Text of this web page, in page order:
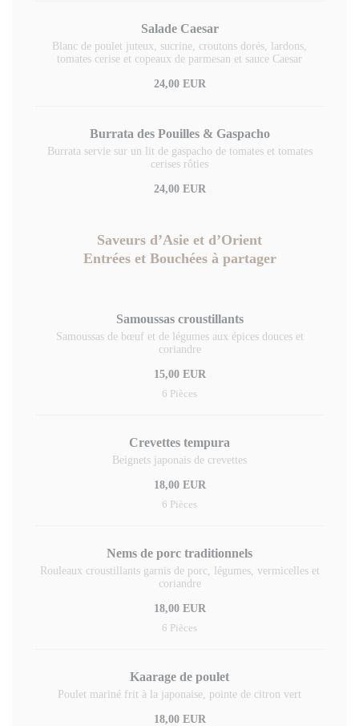
Salade Caesar
Blanc de poulet juteux, sucrine, croutons dorés, lardons,
tomates cerise et copeaux de parmesan et sauce Caesar
24,00 EUR
Burrata des Pouilles & Gaspacho
Burrata servie sur un lit de gaspacho de tomates et tomates
cerises rôties
24,00 EUR
Saveurs d’Asie et d’Orient
Entrées et Bouchées à partager
Samoussas croustillants
Samoussas de bœuf et de légumes aux épices douces et
coriandre
15,00 EUR
6 Pièces
Crevettes tempura
Beignets japonais de crevettes
18,00 EUR
6 Pièces
Nems de porc traditionnels
Rouleaux croustillants garnis de porc, légumes, vermicelles et
coriandre
18,00 EUR
6 Pièces
Kaarage de poulet
Poulet mariné frit à la japonaise, pointe de citron vert
18,00 EUR